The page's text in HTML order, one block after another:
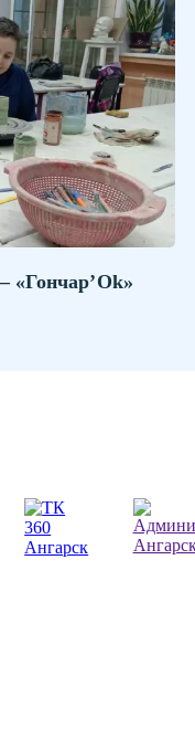
«Гончар’Ok»